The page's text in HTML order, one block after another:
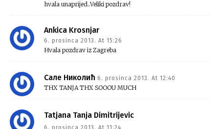
hvala unaprijed..Veliki pozdrav!
Ankica Krosnjar
6. prosinca 2013. At 15:26
Hvala pozdrav iz Zagreba
Сале Николић 6. prosinca 2013. At 12:40
THX TANJA THX SOOOU MUCH
Tatjana Tanja Dimitrijevic
6. prosinca 2013. At 11:24